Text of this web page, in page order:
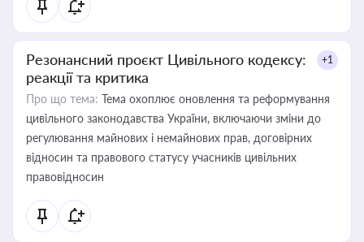
Резонансний проєкт Цивільного кодексу:
реакції та критика
+1
Про що тема: Тема охоплює оновлення та реформування
цивільного законодавства України, включаючи зміни до
регулювання майнових і немайнових прав, договірних
відносин та правового статусу учасників цивільних
правовідносин